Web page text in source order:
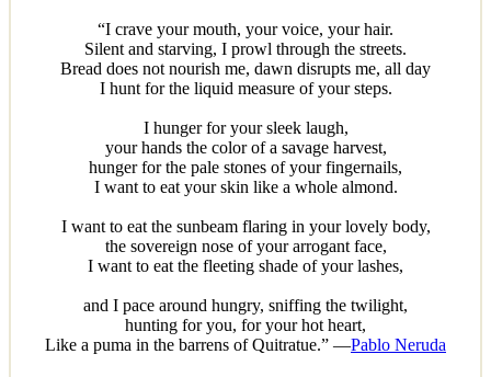
“I crave your mouth, your voice, your hair.
Silent and starving, I prowl through the streets.
Bread does not nourish me, dawn disrupts me, all day
I hunt for the liquid measure of your steps.
I hunger for your sleek laugh,
your hands the color of a savage harvest,
hunger for the pale stones of your fingernails,
I want to eat your skin like a whole almond.
I want to eat the sunbeam flaring in your lovely body,
the sovereign nose of your arrogant face,
I want to eat the fleeting shade of your lashes,
and I pace around hungry, sniffing the twilight,
hunting for you, for your hot heart,
Like a puma in the barrens of Quitratue.” —Pablo Neruda